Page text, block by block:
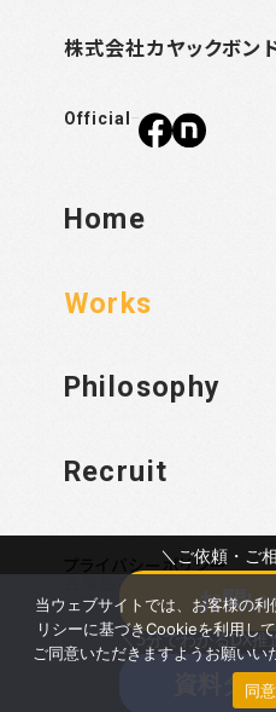
株式会社カヤックボン
Official
Home
Works
Philosophy
Recruit
プライバシーポリシー
各種基本方針
© 2025 kayac.bond All
当ウェブサイトでは、お客様の
リシーに基づきCookieを利用し
ご同意いただきますようお願い
同
＼ご依頼・ご
お問
＼5分でわかるDX
資料ダ